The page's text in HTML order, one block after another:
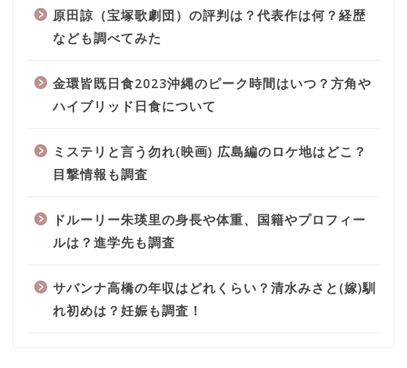
原田諒（宝塚歌劇団）の評判は？代表作は何？経歴
なども調べてみた
金環皆既日食2023沖縄のピーク時間はいつ？方角や
ハイブリッド日食について
ミステリと言う勿れ(映画) 広島編のロケ地はどこ？
目撃情報も調査
ドルーリー朱瑛里の身長や体重、国籍やプロフィー
ルは？進学先も調査
サバンナ高橋の年収はどれくらい？清水みさと(嫁)馴
れ初めは？妊娠も調査！